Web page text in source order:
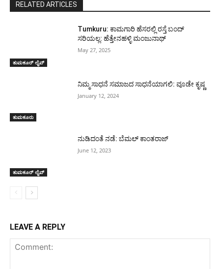
RELATED ARTICLES
ತುಮಕೂರ್ ಲೈವ್
Tumkuru: ಕಾಮಗಾರಿ ಹೆಸರಲ್ಲಿ ರಸ್ತೆ ಬಂದ್
ಸರಿಯಲ್ಲ: ಹೆತ್ತೇನಹಳ್ಳಿ ಮಂಜುನಾಥ್
May 27, 2025
ತುಮಕೂರು
ನಿಮ್ಮ ಸಾಧನೆ ಸಮಾಜದ ಸಾಧನೆಯಾಗಲಿ: ವೂಡೇ ಕೃಷ್ಣ
January 12, 2024
ತುಮಕೂರ್ ಲೈವ್
ನುಡಿದಂತೆ ನಡೆ: ಬೆಮಲ್ ಕಾಂತರಾಜ್
June 12, 2023
LEAVE A REPLY